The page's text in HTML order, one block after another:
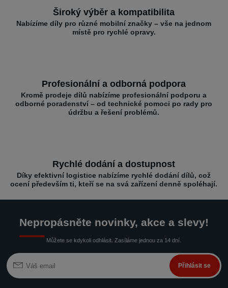
Široký výběr a kompatibilita
Nabízíme díly pro různé mobilní značky – vše na jednom
místě pro rychlé opravy.
Profesionální a odborná podpora
Kromě prodeje dílů nabízíme profesionální podporu a
odborné poradenství – od technické pomoci po rady pro
údržbu a řešení problémů.
Rychlé dodání a dostupnost
Díky efektivní logistice nabízíme rychlé dodání dílů, což
ocení především ti, kteří se na svá zařízení denně spoléhají.
Nepropásněte novinky, akce a slevy!
Můžete se kdykoli odhlásit. Zasíláme jednou za 14 dní.
Přihlásit se